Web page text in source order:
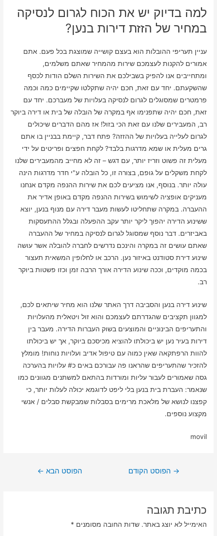
למה בדיוק יש את הכוח לגרום לנסיקה
במחיר של הזזת דירות בנען?
עניין תעריפי ההובלות הוא בעצם קושייה שמוצגת בכל פעם. אתם
אמורים להקנות לעצמכם שירות מהמחיר שאתם משלמים,
ומתחייבים אנו להפיק בשבילכם את השירות השלם הודות לכסף
שהשקעתם. יחד עם זאת, חכם יהיה שתקלטו שקיימים כמה וכמה
פרמטרים שמסוגלים לגרום לנסיקה בעלויות של מעברכם. יחד עם
זאת, חכם יהיה שתפנימו אף במקרה של הובלה של בית או דירה ביוקר
רב, המעבירים שלנו עם זאת הכי בזול! אז מהם הדברים שיכולים
לגרום לעלייה בעלויות של ההזזה? פתח דבר, קיימת בבניין בו אתם
גרים מעלית או שמא מדרגות בלבד? לקחת חפצים ופריטים על ידי
מעלית זה פשוט וזריז יותר, עם דגש – זה לא מחייב מהמעבירים שלנו
לקחת משקלים על גופם, בצורה זו, כל הובלה ע"י חדר מדרגות הינה
עולה יותר. בנוסף, אנו מציעים לכם את שירות ההנפה מקדם אנחנו
מעניקים אופציה לשימוש בשירות ההנפה מקדם באופן אדיר את
ההעברה. במקרה שתחליטו לעשות מעבר דירה עם מנוף בנען, יוצא
ששינוע הדירה יהפוך ליקר יותר עקב ההפעלה ובגלל ההתעסקות
באביזרים. דבר נוסף שמסוגל לגרום לנסיקה במחיר של ההעברה
שאתם עושים זה במקרה והינכם נדרשים לחברה להובלה אשר עושה
שינוע דירת סטודנט באיזור נען. הרכב או לחלופין המשאית תעצור
בכמה מוקדים, וככה שינוע הדירה אורך הרבה זמן וכזו פשטות ביוקר
רב.
שינוע דירה בנען והסביבה דרך האתר שלנו הוא מחיר שיתאים לכם,
למגוון תקציבים שהגדרתם לעצמכם והוא זול ויטאלית מהעלויות
והתעריפים הבינוניים והמוצעים בשוק העברות הדירה. מעבר בין
דירות בעיר נען יש ביכולתו להוציא מכיסכם ביוקר, אך יש ביכולתו
להוות הרפתקאה שאין כמוה עם טיפול אדיב ועלויות נוחות! מומלץ
להזכיר שהתעריפים שהראנו פה עבורכם באים כ# עלויות בהערכה
גסה שאמורים לעבור עליות ומורדות בהתאם למשתנים מגוונים כמו
שנאמר: העברת בית בנען בלי ליפט לדוגמא יכולה לעלות יותר, כי
קפצנו לנושא של מלאכת מרימים בסבלות שמבקשת סבלים / אנשי
מקצוע נוספים.
movil
ניווט
→ הפוסט הקודם הפוסט הבא ←
כתיבת תגובה
האימייל לא יוצג באתר. שדות החובה מסומנים *